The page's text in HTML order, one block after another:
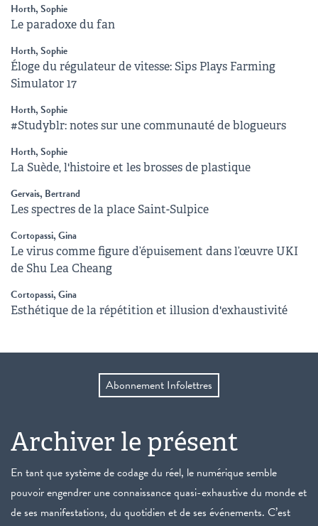
Horth, Sophie
Le paradoxe du fan
Horth, Sophie
Éloge du régulateur de vitesse: Sips Plays Farming
Simulator 17
Horth, Sophie
#Studyblr: notes sur une communauté de blogueurs
Horth, Sophie
La Suède, l'histoire et les brosses de plastique
Gervais, Bertrand
Les spectres de la place Saint-Sulpice
Cortopassi, Gina
Le virus comme figure d’épuisement dans l’œuvre UKI
de Shu Lea Cheang
Cortopassi, Gina
Esthétique de la répétition et illusion d'exhaustivité
Abonnement Infolettres
Archiver le présent
En tant que système de codage du réel, le numérique semble
pouvoir engendrer une connaissance quasi-exhaustive du monde et
de ses manifestations, du quotidien et de ses événements. C’est